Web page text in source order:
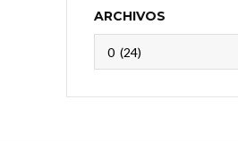
ARCHIVOS